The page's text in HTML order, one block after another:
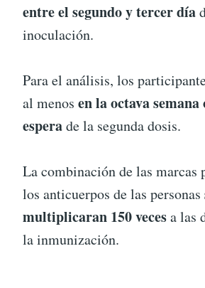
entre el segundo y tercer día
inoculación.
Para el análisis, los
al menos en la octava semana
esperade la segunda dosis.
La combinación de las marcas
los anticuerpos de las personas
multiplicaran 150 vecesa las
la inmunización.